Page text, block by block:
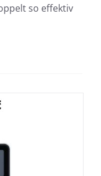
so effektiv